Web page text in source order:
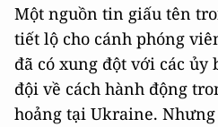
Một nguồn tin giấu tên
tiết lộ cho cánh phóng
đã có xung đột với các ủy
đội về cách hành động
hoảng tại Ukraine.